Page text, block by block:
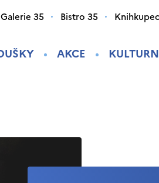
AKCE
Galerie 35 Bistro 35